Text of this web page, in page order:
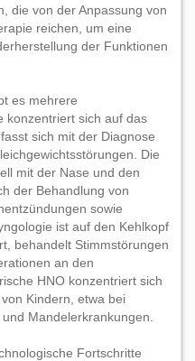
die von der Anpassung von
reichen, um eine
der Funktionen
es mehrere
konzentriert sich auf das
sich mit der Diagnose
Die
mit der Nase und den
der Behandlung von
sowie
ist auf den Kehlkopf
behandelt Stimmstörungen
an den
HNO konzentriert sich
Kindern, etwa bei
Mandelerkrankungen.
Fortschritte